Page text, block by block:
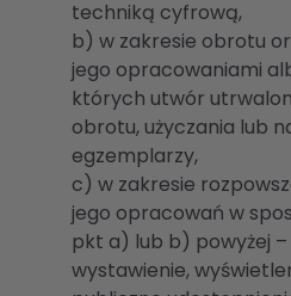
techniką cyfrową,
b) w zakresie obrotu
jego opracowaniami
których utwór
obrotu, użyczania lub
egzemplarzy,
c) w zakresie
jego opracowań w
pkt a) lub b) powyżej
wystawienie,